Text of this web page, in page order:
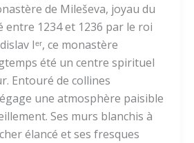
de Mileševa, joyau du
entre 1234 et 1236 par le roi
Iᵉʳ, ce monastère
été un centre spirituel
Entouré de collines
une atmosphère paisible
Ses murs blanchis à
élancé et ses fresques